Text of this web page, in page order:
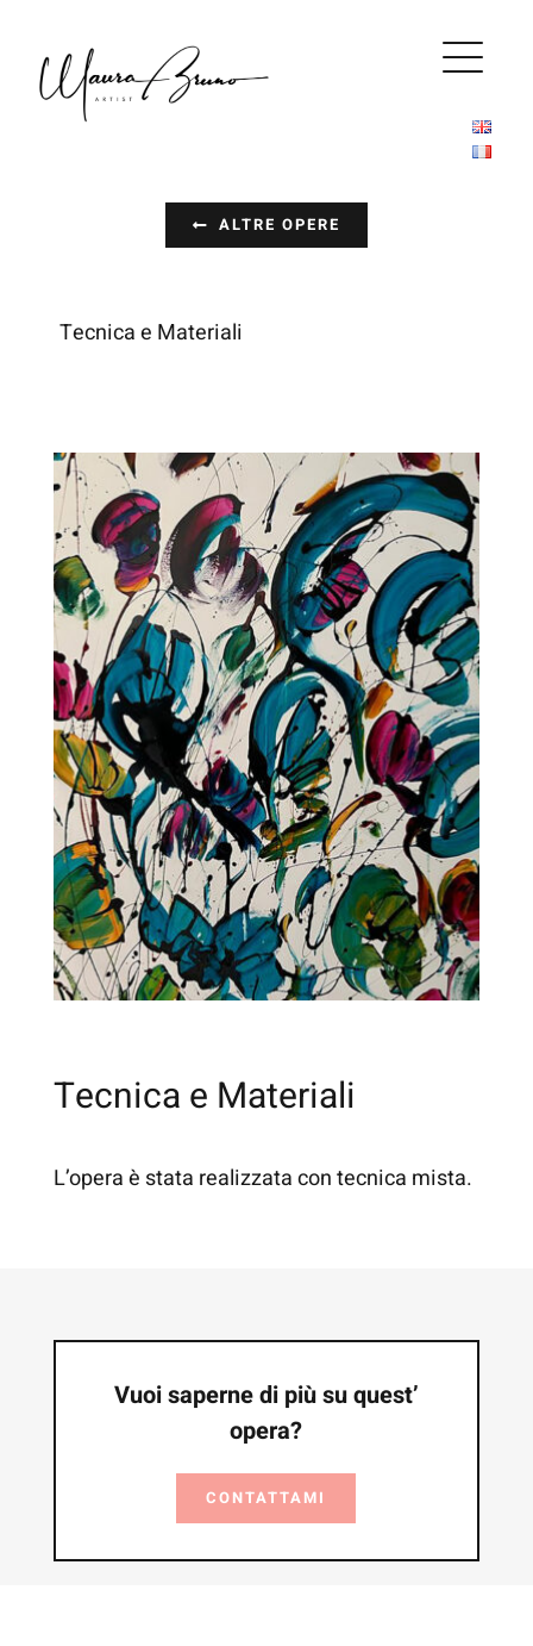
contenuto
Tecnica e Materiali
L’opera è stata realizzata con tecnica mista.
Vuoi saperne di più su quest’
opera?
CONTATTAMI
ALTRE OPERE
Tecnica e Materiali